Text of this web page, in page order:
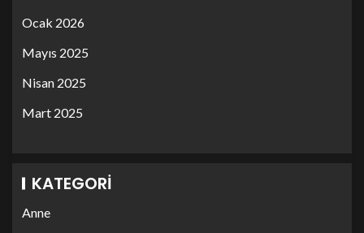
Ocak 2026
Mayıs 2025
Nisan 2025
Mart 2025
KATEGORI
Anne